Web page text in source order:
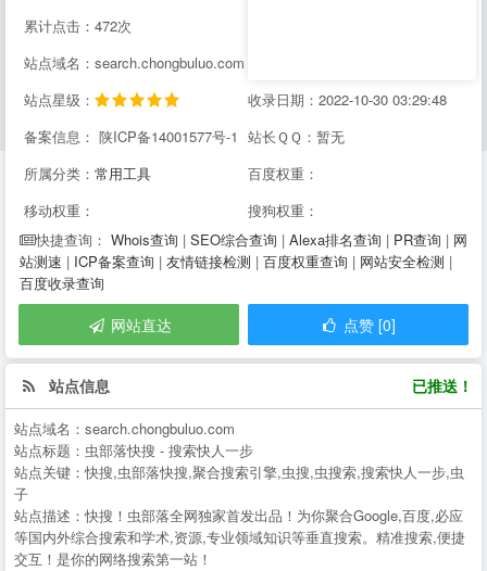
累计点击：472次
站点域名：search.chongbuluo.com
站点星级：
收录日期：2022-10-30 03:29:48
备案信息： 陕ICP备14001577号-1 站长ＱＱ：暂无
所属分类： 常用工具
百度权重：
移动权重：
搜狗权重：
快捷查询： Whois查询 | SEO综合查询 | Alexa排名查询 | PR查询 | 网
站测速 | ICP备案查询 | 友情链接检测 | 百度权重查询 | 网站安全检测 |
百度收录查询
网站直达 点赞 [0]
站点信息 已推送！
站点域名： search.chongbuluo.com
站点标题： 虫部落快搜 - 搜索快人一步
站点关键： 快搜,虫部落快搜,聚合搜索引擎,虫搜,虫搜索,搜索快人一步,虫
子
站点描述： 快搜！虫部落全网独家首发出品！为你聚合Google,百度,必应
等国内外综合搜索和学术,资源,专业领域知识等垂直搜索。精准搜索,便捷
交互！是你的网络搜索第一站！